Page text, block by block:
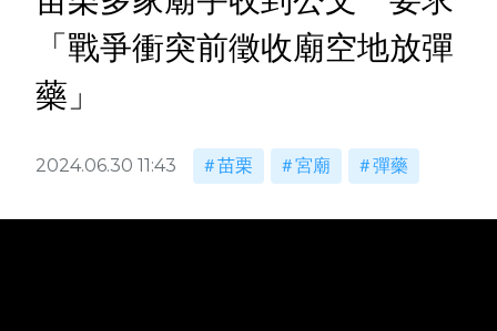
「戰爭衝突前徵收廟空地放彈
藥」
2024.06.30 11:43 苗栗 宮廟 彈藥